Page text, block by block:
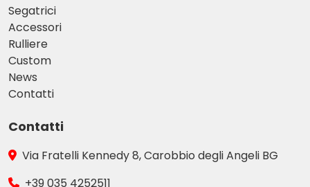
Segatrici
Accessori
Rulliere
Custom
News
Contatti
Contatti
Via Fratelli Kennedy 8, Carobbio degli Angeli BG
+39 035 4252511